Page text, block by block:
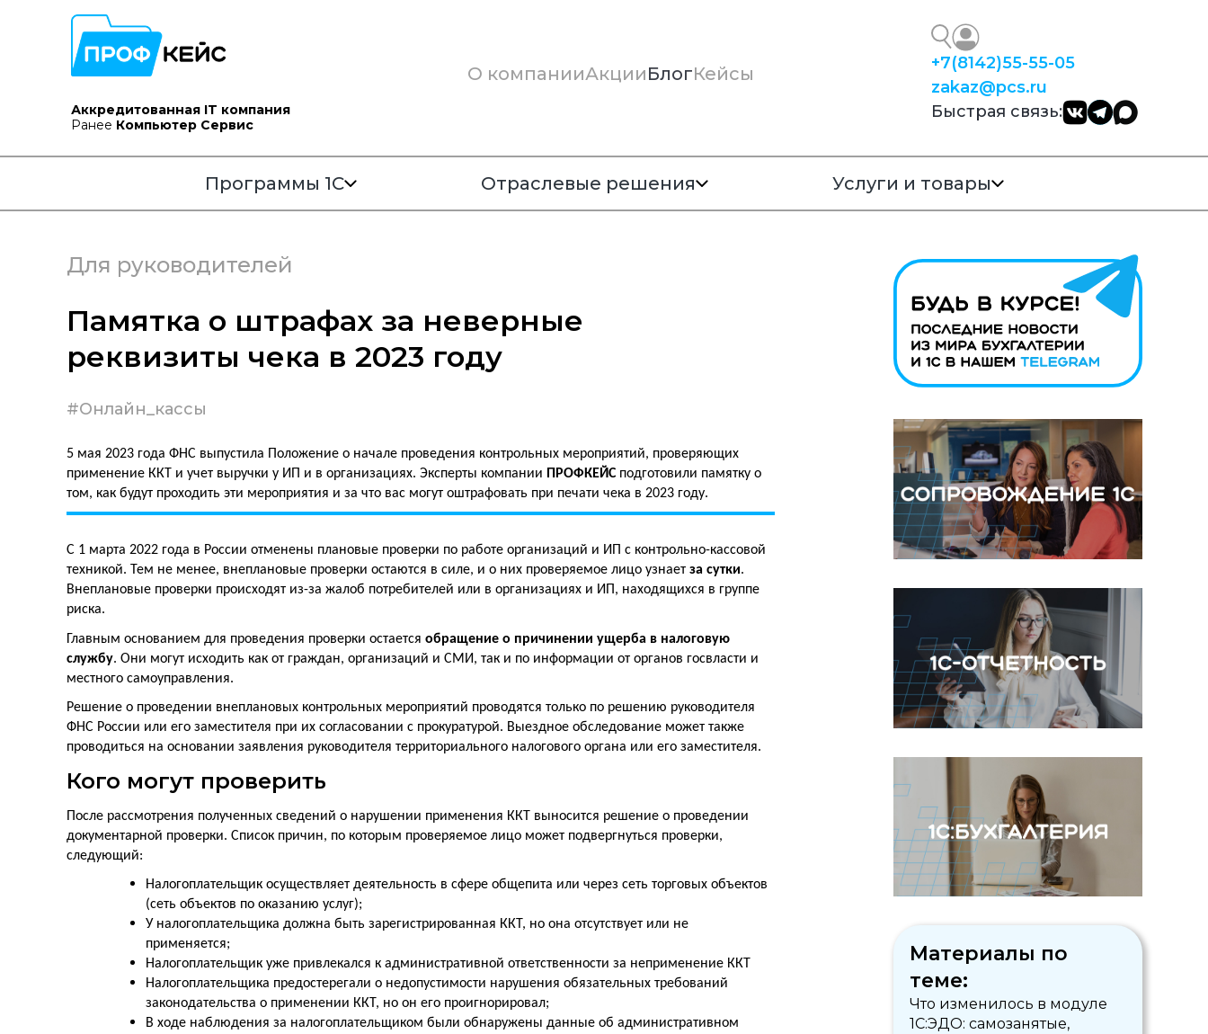
Аккредитованная IT компания
Ранее Компьютер Сервис
О компанииАкцииБлогКейсы
+7(8142)55-55-05
zakaz@pcs.ru
Быстрая связь:
Программы 1С Отраслевые решения Услуги и товары
Для руководителей
Памятка о штрафах за неверные
реквизиты чека в 2023 году
#Онлайн_кассы
5 мая 2023 года ФНС выпустила Положение о начале проведения контрольных мероприятий, проверяющих
применение ККТ и учет выручки у ИП и в организациях. Эксперты компании ПРОФКЕЙСподготовили памятку о
том, как будут проходить эти мероприятия и за что вас могут оштрафовать при печати чека в 2023 году.
С 1 марта 2022 года в России отменены плановые проверки по работе организаций и ИП с контрольно-кассовой
техникой. Тем не менее, внеплановые проверки остаются в силе, и о них проверяемое лицо узнает за сутки.
Внеплановые проверки происходят из-за жалоб потребителей или в организациях и ИП, находящихся в группе
риска.
Главным основанием для проведения проверки остается обращение о причинении ущерба в налоговую
службу. Они могут исходить как от граждан, организаций и СМИ, так и по информации от органов госвласти и
местного самоуправления.
Решение о проведении внеплановых контрольных мероприятий проводятся только по решению руководителя
ФНС России или его заместителя при их согласовании с прокуратурой. Выездное обследование может также
проводиться на основании заявления руководителя территориального налогового органа или его заместителя.
Кого могут проверить
После рассмотрения полученных сведений о нарушении применения ККТ выносится решение о проведении
документарной проверки. Список причин, по которым проверяемое лицо может подвергнуться проверки,
следующий:
Налогоплательщик осуществляет деятельность в сфере общепита или через сеть торговых объектов
(сеть объектов по оказанию услуг);
У налогоплательщика должна быть зарегистрированная ККТ, но она отсутствует или не
применяется;
Налогоплательщик уже привлекался к административной ответственности за неприменение ККТ
Налогоплательщика предостерегали о недопустимости нарушения обязательных требований
законодательства о применении ККТ, но он его проигнорировал;
В ходе наблюдения за налогоплательщиком были обнаружены данные об административном
Материалы по
теме:
Что изменилось в модуле
1С:ЭДО: самозанятые,